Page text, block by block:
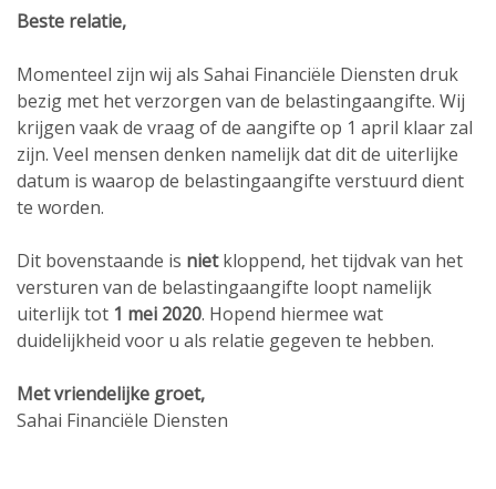
Beste relatie,
Momenteel zijn wij als Sahai Financiële Diensten druk
bezig met het verzorgen van de belastingaangifte. Wij
krijgen vaak de vraag of de aangifte op 1 april klaar zal
zijn. Veel mensen denken namelijk dat dit de uiterlijke
datum is waarop de belastingaangifte verstuurd dient
te worden.
Dit bovenstaande is nietkloppend, het tijdvak van het
versturen van de belastingaangifte loopt namelijk
uiterlijk tot 1 mei 2020. Hopend hiermee wat
duidelijkheid voor u als relatie gegeven te hebben.
Met vriendelijke groet,
Sahai Financiële Diensten